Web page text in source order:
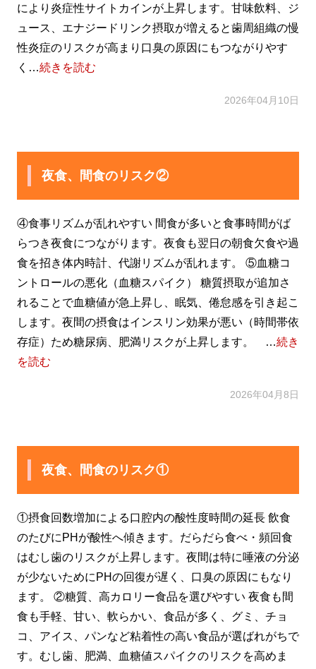
により炎症性サイトカインが上昇します。甘味飲料、ジ
ュース、エナジードリンク摂取が増えると歯周組織の慢
性炎症のリスクが高まり口臭の原因にもつながりやす
く…続きを読む
2026年04月10日
夜食、間食のリスク②
④食事リズムが乱れやすい 間食が多いと食事時間がば
らつき夜食につながります。夜食も翌日の朝食欠食や過
食を招き体内時計、代謝リズムが乱れます。 ⑤血糖コ
ントロールの悪化（血糖スパイク） 糖質摂取が追加さ
れることで血糖値が急上昇し、眠気、倦怠感を引き起こ
します。夜間の摂食はインスリン効果が悪い（時間帯依
存症）ため糖尿病、肥満リスクが上昇します。 …続き
を読む
2026年04月8日
夜食、間食のリスク①
①摂食回数増加による口腔内の酸性度時間の延長 飲食
のたびにPHが酸性へ傾きます。だらだら食べ・頻回食
はむし歯のリスクが上昇します。夜間は特に唾液の分泌
が少ないためにPHの回復が遅く、口臭の原因にもなり
ます。 ②糖質、高カロリー食品を選びやすい 夜食も間
食も手軽、甘い、軟らかい、食品が多く、グミ、チョ
コ、アイス、パンなど粘着性の高い食品が選ばれがちで
す。むし歯、肥満、血糖値スパイクのリスクを高めま